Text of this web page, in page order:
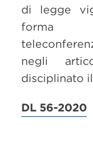
di legge
negli
disciplinato
DL 56-2020